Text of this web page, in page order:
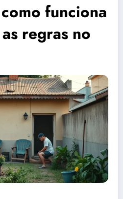
funciona
regras no